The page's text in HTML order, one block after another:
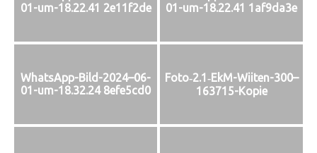
01-um-18.22.41 2e11f2de
01-um-18.22.41 1af9da3e
WhatsApp-Bild-2024–06-
01-um-18.32.24 8efe5cd0
Foto‑2.1‑EkM-Wiiten-300–
163715-Kopie